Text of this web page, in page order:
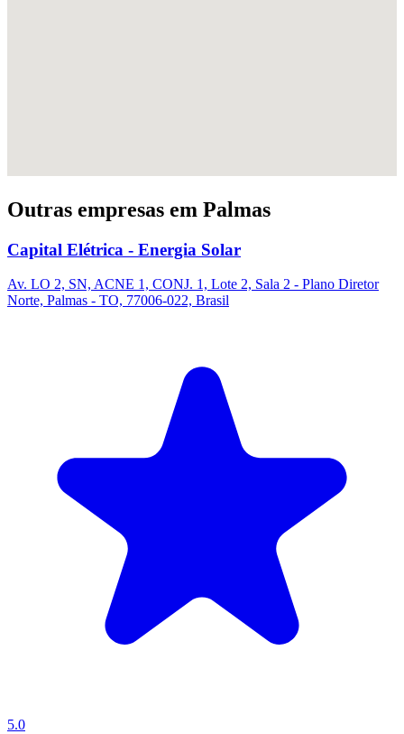
Outras empresas em Palmas
Capital Elétrica - Energia Solar
Av. LO 2, SN, ACNE 1, CONJ. 1, Lote 2, Sala 2 - Plano Diretor
Norte, Palmas - TO, 77006-022, Brasil
5.0